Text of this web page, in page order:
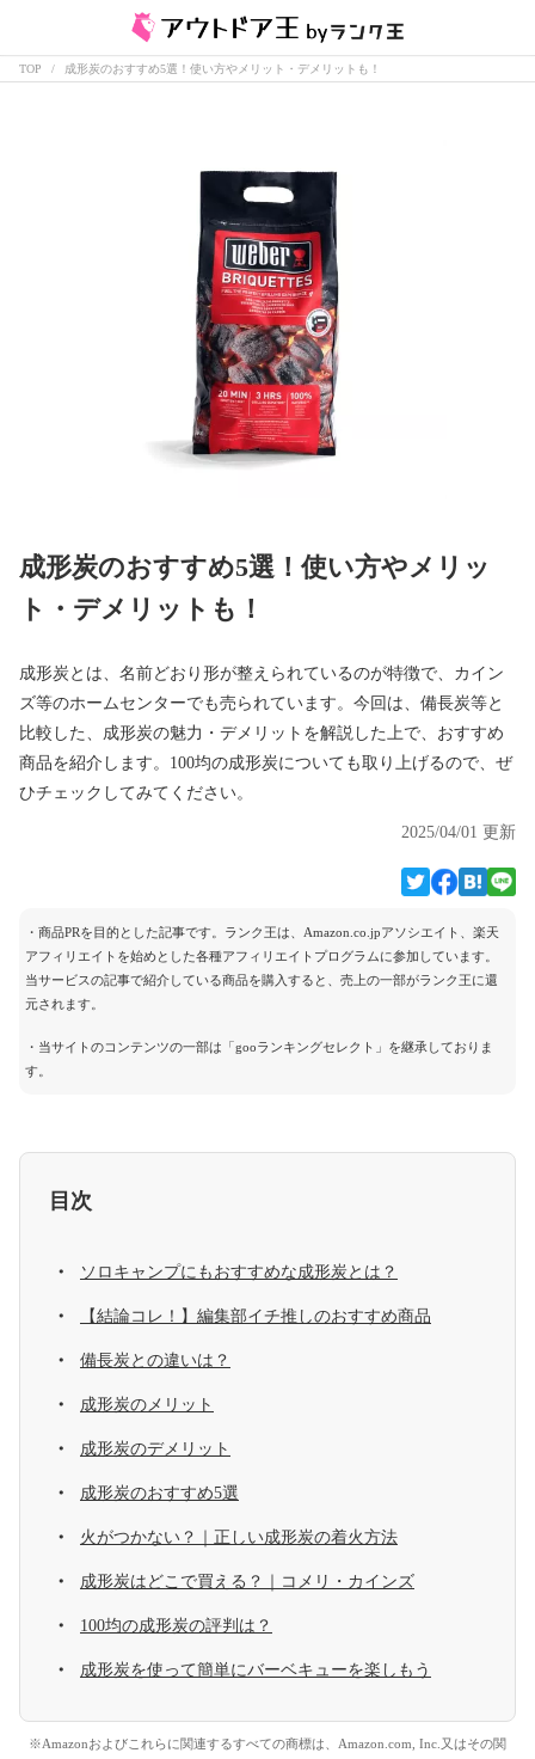
TOP 成形炭のおすすめ5選！使い方やメリット・デメリットも！
成形炭のおすすめ5選！使い方やメリッ
ト・デメリットも！
成形炭とは、名前どおり形が整えられているのが特徴で、カイン
ズ等のホームセンターでも売られています。今回は、備長炭等と
比較した、成形炭の魅力・デメリットを解説した上で、おすすめ
商品を紹介します。100均の成形炭についても取り上げるので、ぜ
ひチェックしてみてください。
2025/04/01 更新
・商品PRを目的とした記事です。ランク王は、Amazon.co.jpアソシエイト、楽天
アフィリエイトを始めとした各種アフィリエイトプログラムに参加しています。
当サービスの記事で紹介している商品を購入すると、売上の一部がランク王に還
元されます。
・当サイトのコンテンツの一部は「gooランキングセレクト」を継承しておりま
す。
目次
ソロキャンプにもおすすめな成形炭とは？
【結論コレ！】編集部イチ推しのおすすめ商品
備長炭との違いは？
成形炭のメリット
成形炭のデメリット
成形炭のおすすめ5選
火がつかない？｜正しい成形炭の着火方法
成形炭はどこで買える？｜コメリ・カインズ
100均の成形炭の評判は？
成形炭を使って簡単にバーベキューを楽しもう
※Amazonおよびこれらに関連するすべての商標は、Amazon.com, Inc.又はその関